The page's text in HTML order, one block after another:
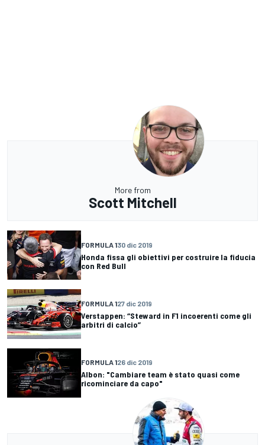
More from
Scott Mitchell
FORMULA 130 dic 2019
Honda fissa gli obiettivi per costruire la fiducia
con Red Bull
FORMULA 127 dic 2019
Verstappen: “Steward in F1 incoerenti come gli
arbitri di calcio”
FORMULA 126 dic 2019
Albon: "Cambiare team è stato quasi come
ricominciare da capo"